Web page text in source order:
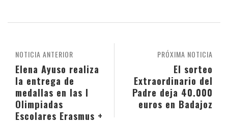
PRÓXIMA NOTICIA
El sorteo
Extraordinario del
Padre deja 40.000
euros en Badajoz
NOTICIA ANTERIOR
Elena Ayuso realiza
la entrega de
medallas en las I
Olimpiadas
Escolares Erasmus +